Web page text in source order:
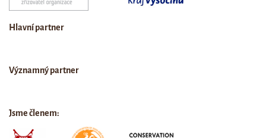
Hlavní partner
Významný partner
Jsme členem: